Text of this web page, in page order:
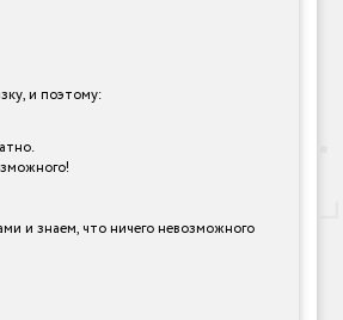
и поэтому:
и знаем, что ничего невозможного